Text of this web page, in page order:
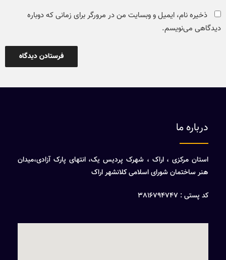
ذخیره نام، ایمیل و وبسایت من در مرورگر برای زمانی که دوباره
دیدگاهی می‌نویسم.
درباره ما
استان مرکزی ، اراک ، شهرک پردیس یک، انتهای پارک آزادی،میدان
هنر ساختمان شورای اسلامی کلانشهر اراک
کد پستی : 3816794747